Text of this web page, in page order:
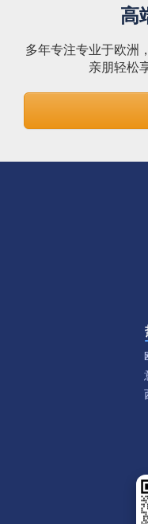
高
多年专注专业于欧洲
亲朋轻松